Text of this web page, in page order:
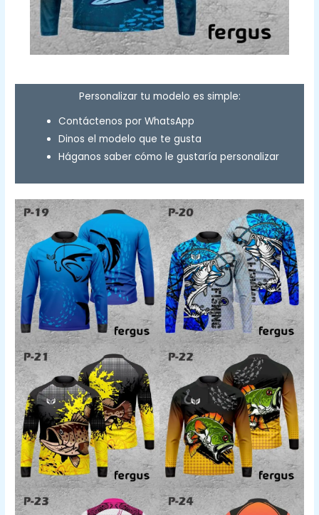
Personalizar tu modelo es simple:
Contáctenos por WhatsApp
Dinos el modelo que te gusta
Háganos saber cómo le gustaría personalizar